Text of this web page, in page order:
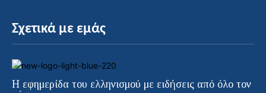
Σχετικά με εμάς
Η εφημερίδα του ελληνισμού με ειδήσεις από όλο τον